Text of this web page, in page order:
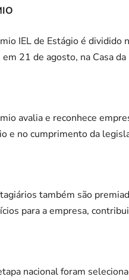
IEL de Estágio é dividido
21 de agosto, na Casa
avalia e reconhece
e no cumprimento da
também são
para a empresa,
nacional foram